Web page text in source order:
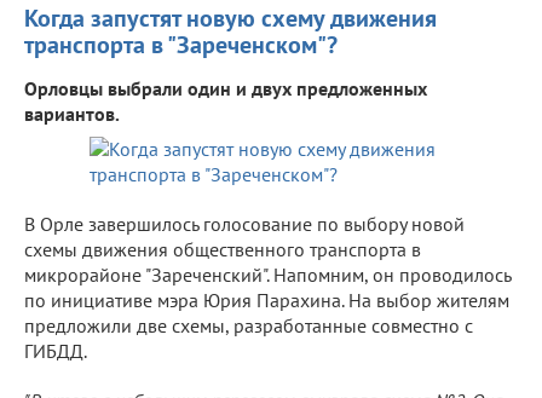
Когда запустят новую схему движения
транспорта в "Зареченском"?
Орловцы выбрали один и двух предложенных
вариантов.
В Орле завершилось голосование по выбору новой
схемы движения общественного транспорта в
микрорайоне "Зареченский". Напомним, он проводилось
по инициативе мэра Юрия Парахина. На выбор жителям
предложили две схемы, разработанные совместно с
ГИБДД.